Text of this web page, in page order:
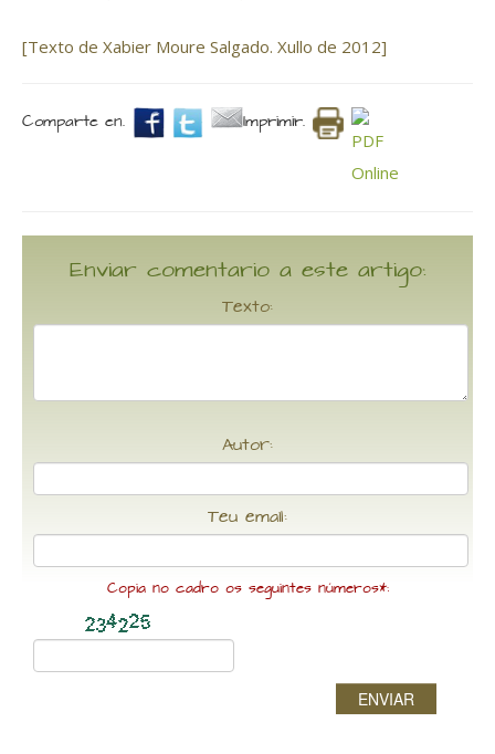
[Texto de Xabier Moure Salgado. Xullo de 2012]
Comparte en. Imprimir.
Enviar comentario a este artigo:
Texto:
Autor:
Teu email:
Copia no cadro os seguintes números*:
ENVIAR